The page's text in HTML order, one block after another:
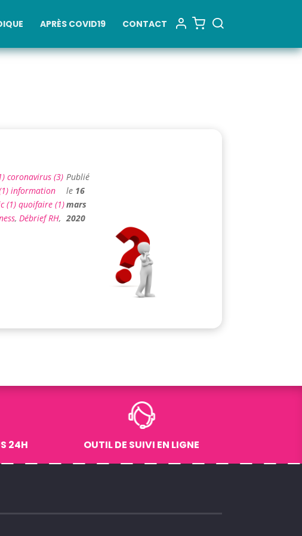
APRÈS COVID19 CONTACT
coronavirus (3)
information
(1)quoifaire (1)
, Débrief RH,
Publié
le 16
mars
2020
24H OUTIL DE SUIVI EN LIGNE